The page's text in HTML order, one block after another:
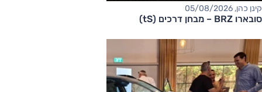
קינן כהן, 05/08/2026
סובארו BRZ – מבחן דרכים (tS)